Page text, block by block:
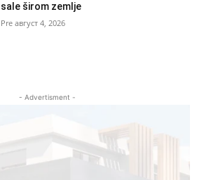
sale širom zemlje
август 4, 2026
- Advertisment -